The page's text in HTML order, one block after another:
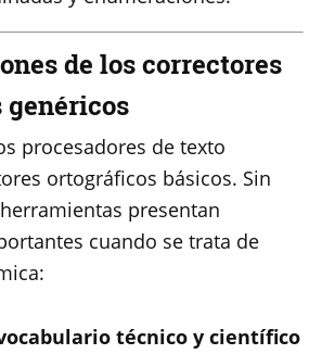
de los correctores
procesadores de texto
ortográficos básicos. Sin
presentan
cuando se trata de
técnico y científico